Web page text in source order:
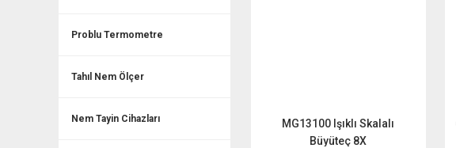
Problu Termometre
Tahıl Nem Ölçer
Nem Tayin Cihazları
MG13100 Işıklı Skalalı
Büyüteç 8X